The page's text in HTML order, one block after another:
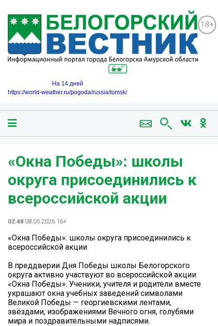
18+
На 14 дней
https://world-weather.ru/pogoda/russia/tomsk/
«Окна Победы»: школы
округа присоединились к
всероссийской акции
02:48 08.05.2026 16+
«Окна Победы»: школы округа присоединились к
всероссийской акции
В преддверии Дня Победы школы Белогорского
округа активно участвуют во всероссийской акции
«Окна Победы». Ученики, учителя и родители вместе
украшают окна учебных заведений символами
Великой Победы — георгиевскими лентами,
звёздами, изображениями Вечного огня, голубями
мира и поздравительными надписями.